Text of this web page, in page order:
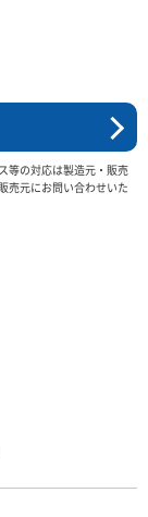
等の対応は製造元・販売
売元にお問い合わせいた